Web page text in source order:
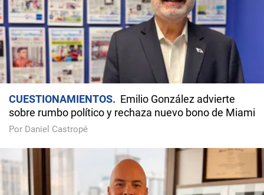
CUESTIONAMIENTOS
Emilio González advierte
sobre rumbo político y rechaza nuevo bono de Miami
Por Daniel Castropé